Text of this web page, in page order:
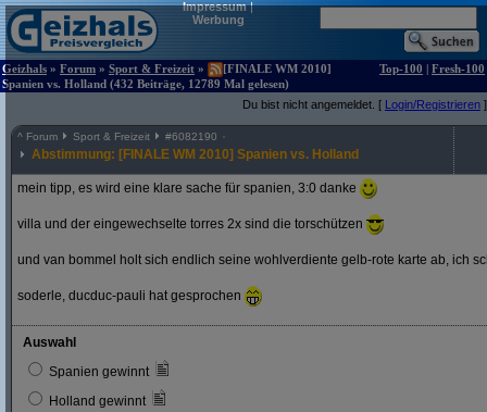
Impressum|
Werbung
Geizhals » Forum » Sport & Freizeit »
[FINALE WM 2010]
Spanien vs. Holland (432 Beiträge, 12789 Mal gelesen)
Top-100 | Fresh-100
Du bist nicht angemeldet. [ Login/Registrieren ]
^ Forum Sport & Freizeit #6082190
Abstimmung: [FINALE WM 2010] Spanien vs. Holland
mein tipp, es wird eine klare sache für spanien, 3:0 danke
villa und der eingewechselte torres 2x sind die torschützen
und van bommel holt sich endlich seine wohlverdiente gelb-rote karte ab, ich
soderle, ducduc-pauli hat gesprochen
Auswahl
Spanien gewinnt
Holland gewinnt